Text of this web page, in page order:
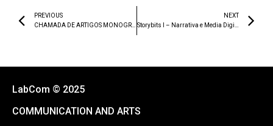
PREVIOUS
NEXT
LabCom © 2025
COMMUNICATION AND ARTS